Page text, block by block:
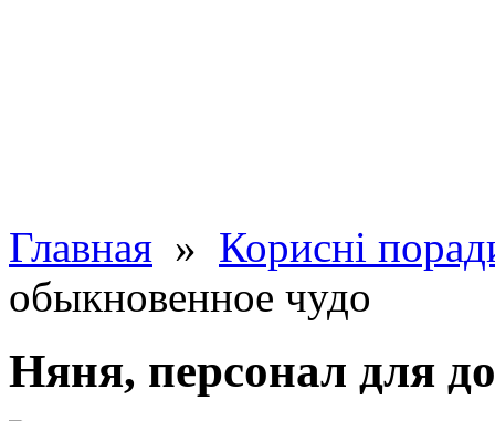
Главная » Корисні
обыкновенное чудо
Няня, персонал для